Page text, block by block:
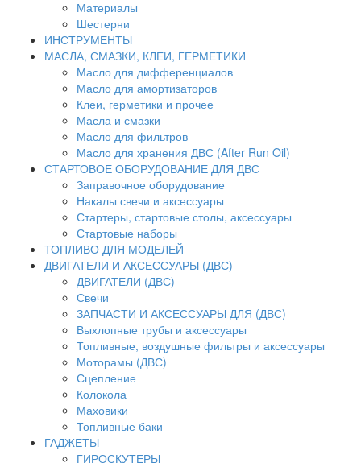
Материалы
Шестерни
ИНСТРУМЕНТЫ
МАСЛА, СМАЗКИ, КЛЕИ, ГЕРМЕТИКИ
Масло для дифференциалов
Масло для амортизаторов
Клеи, герметики и прочее
Масла и смазки
Масло для фильтров
Масло для хранения ДВС (After Run Oil)
СТАРТОВОЕ ОБОРУДОВАНИЕ ДЛЯ ДВС
Заправочное оборудование
Накалы свечи и аксессуары
Стартеры, стартовые столы, аксессуары
Стартовые наборы
ТОПЛИВО ДЛЯ МОДЕЛЕЙ
ДВИГАТЕЛИ И АКСЕССУАРЫ (ДВС)
ДВИГАТЕЛИ (ДВС)
Свечи
ЗАПЧАСТИ И АКСЕССУАРЫ ДЛЯ (ДВС)
Выхлопные трубы и аксессуары
Топливные, воздушные фильтры и аксессуары
Моторамы (ДВС)
Сцепление
Колокола
Маховики
Топливные баки
ГАДЖЕТЫ
ГИРОСКУТЕРЫ